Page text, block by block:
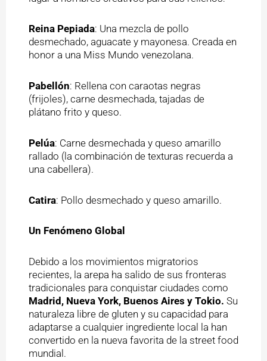
Reina Pepiada: Una mezcla de pollo
desmechado, aguacate y mayonesa. Creada en
honor a una Miss Mundo venezolana.
Pabellón: Rellena con caraotas negras
(frijoles), carne desmechada, tajadas de
plátano frito y queso.
Pelúa: Carne desmechada y queso amarillo
rallado (la combinación de texturas recuerda a
una cabellera).
Catira: Pollo desmechado y queso amarillo.
Un Fenómeno Global
Debido a los movimientos migratorios
recientes, la arepa ha salido de sus fronteras
tradicionales para conquistar ciudades como
Madrid, Nueva York, Buenos Aires y Tokio. Su
naturaleza libre de gluten y su capacidad para
adaptarse a cualquier ingrediente local la han
convertido en la nueva favorita de la street food
mundial.